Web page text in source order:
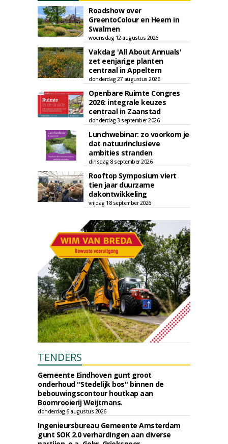
Roadshow over
GreentoColour en Heem in
Swalmen
woensdag 12 augustus 2026
Vakdag 'All About Annuals'
zet eenjarige planten
centraal in Appeltern
donderdag 27 augustus 2026
Openbare Ruimte Congres
2026: integrale keuzes
centraal in Zaanstad
donderdag 3 september 2026
Lunchwebinar: zo voorkom je
dat natuurinclusieve
ambities stranden
dinsdag 8 september 2026
Rooftop Symposium viert
tien jaar duurzame
dakontwikkeling
vrijdag 18 september 2026
TENDERS
Gemeente Eindhoven gunt groot
onderhoud ''Stedelijk bos'' binnen de
bebouwingscontour houtkap aan
Boomrooierij Weijtmans.
donderdag 6 augustus 2026
Ingenieursbureau Gemeente Amsterdam
gunt SOK 2.0 verhardingen aan diverse